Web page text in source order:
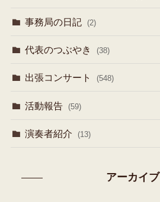
事務局の日記 (2)
代表のつぶやき (38)
出張コンサート (548)
活動報告 (59)
演奏者紹介 (13)
アーカイブ